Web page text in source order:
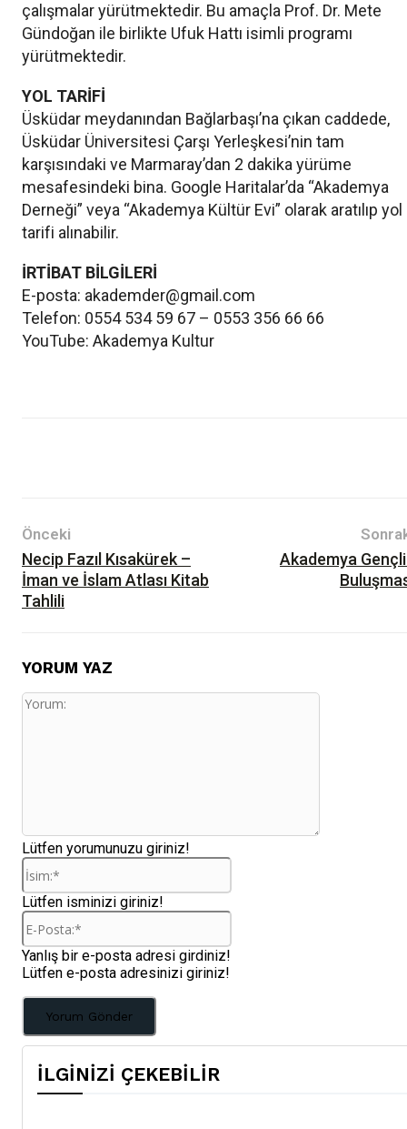
çalışmalar yürütmektedir. Bu amaçla Prof. Dr. Mete
Gündoğan ile birlikte Ufuk Hattı isimli programı
yürütmektedir.
YOL TARİFİ
Üsküdar meydanından Bağlarbaşı’na çıkan caddede,
Üsküdar Üniversitesi Çarşı Yerleşkesi’nin tam
karşısındaki ve Marmaray’dan 2 dakika yürüme
mesafesindeki bina. Google Haritalar’da “Akademya
Derneği” veya “Akademya Kültür Evi” olarak aratılıp yol
tarifi alınabilir.
İRTİBAT BİLGİLERİ
E-posta: akademder@gmail.com
Telefon: 0554 534 59 67 – 0553 356 66 66
YouTube: Akademya Kultur
Önceki
Necip Fazıl Kısakürek –
İman ve İslam Atlası Kitab
Tahlili
Akademya
YORUM YAZ
Yorum:
Lütfen yorumunuzu giriniz!
İsim:*
Lütfen isminizi giriniz!
E-
Yanlış bir e-posta adresi girdiniz!
Lütfen e-posta adresinizi giriniz!
İLGİNİZİ ÇEKEBİLİR